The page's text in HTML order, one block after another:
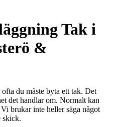
Tak i
&
du måste byta ett tak. Det
det handlar om. Normalt kan
brukar inte heller säga något
skick.